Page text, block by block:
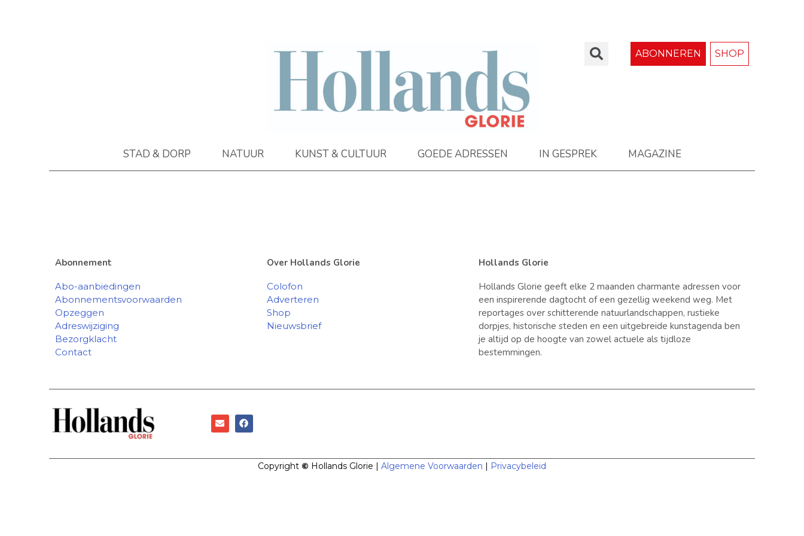
ABONNEREN SHOP
STAD & DORP NATUUR KUNST & CULTUUR GOEDE ADRESSEN IN GESPREK MAGAZINE
Abonnement
Abo-aanbiedingen
Abonnementsvoorwaarden
Opzeggen
Adreswijziging
Bezorgklacht
Contact
Over Hollands Glorie
Colofon
Adverteren
Shop
Nieuwsbrief
Hollands Glorie
Hollands Glorie geeft elke 2 maanden charmante adressen voor
een inspirerende dagtocht of een gezellig weekend weg. Met
reportages over schitterende natuurlandschappen, rustieke
dorpjes, historische steden en een uitgebreide kunstagenda ben
je altijd op de hoogte van zowel actuele als tijdloze
bestemmingen.
Copyright © Hollands Glorie | Algemene Voorwaarden | Privacybeleid